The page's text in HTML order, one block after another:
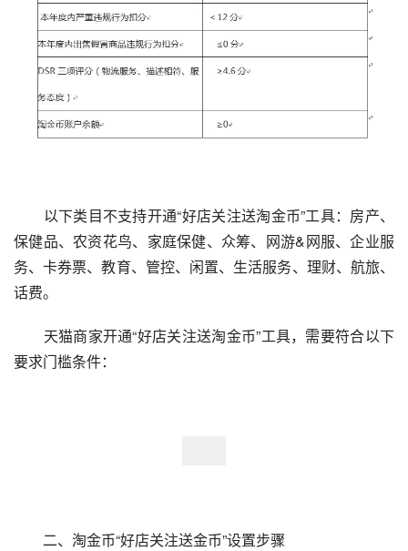
以下类目不支持开通“好店关注送淘金币”工具：房产、
保健品、农资花鸟、家庭保健、众筹、网游&网服、企业服
务、卡券票、教育、管控、闲置、生活服务、理财、航旅、
话费。
天猫商家开通“好店关注送淘金币”工具，需要符合以下
要求门槛条件：
二、淘金币“好店关注送金币”设置步骤